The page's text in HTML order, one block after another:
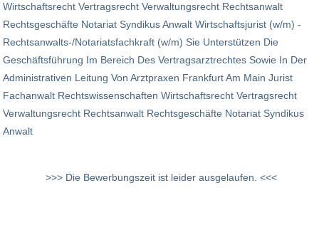
Wirtschaftsrecht Vertragsrecht Verwaltungsrecht Rechtsanwalt
Rechtsgeschäfte Notariat Syndikus Anwalt Wirtschaftsjurist (w/m) -
Rechtsanwalts-/Notariatsfachkraft (w/m) Sie Unterstützen Die
Geschäftsführung Im Bereich Des Vertragsarztrechtes Sowie In Der
Administrativen Leitung Von Arztpraxen Frankfurt Am Main Jurist
Fachanwalt Rechtswissenschaften Wirtschaftsrecht Vertragsrecht
Verwaltungsrecht Rechtsanwalt Rechtsgeschäfte Notariat Syndikus
Anwalt
>>> Die Bewerbungszeit ist leider ausgelaufen. <<<